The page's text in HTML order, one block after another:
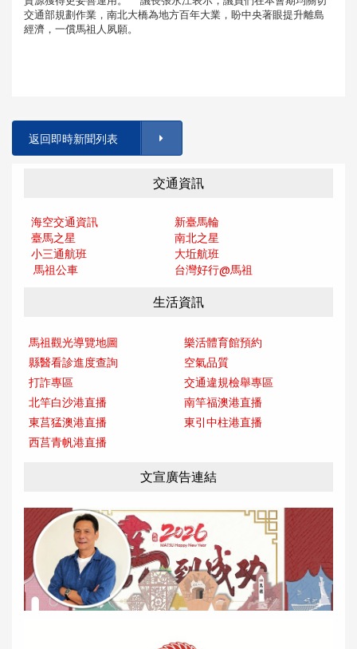
交通部規劃作業，南北大橋為地方百年大業，盼中央著眼提升離島
經濟，一償馬祖人夙願。
返回即時新聞列表
交通資訊
海空交通資訊
新臺馬輪
臺馬之星
南北之星
小三通航班
大坵航班
馬祖公車
台灣好行@馬祖
生活資訊
馬祖觀光導覽地圖
樂活體育館預約
縣醫看診進度查詢
空氣品質
打詐專區
交通違規檢舉專區
北竿白沙港直播
南竿福澳港直播
東莒猛澳港直播
東引中柱港直播
西莒青帆港直播
文宣廣告連結